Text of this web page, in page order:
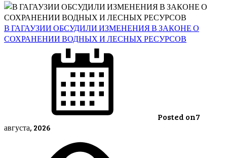
В ГАГАУЗИИ ОБСУДИЛИ ИЗМЕНЕНИЯ В ЗАКОНЕ О
СОХРАНЕНИИ ВОДНЫХ И ЛЕСНЫХ РЕСУРСОВ
Posted on7
августа, 2026